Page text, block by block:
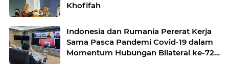
Khofifah
Indonesia dan Rumania Pererat Kerja
Sama Pasca Pandemi Covid-19 dalam
Momentum Hubungan Bilateral ke-72